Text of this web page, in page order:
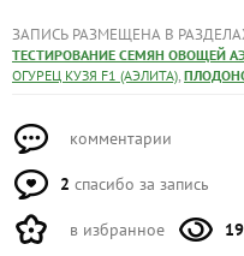
ЗАПИСЬ РАЗМЕЩЕНА В
ТЕСТИРОВАНИЕ СЕМЯН ОВОЩЕЙ
ОГУРЕЦ КУЗЯ F1 (АЭЛИТА),
комментарии
2 спасибо за запись
в избранное